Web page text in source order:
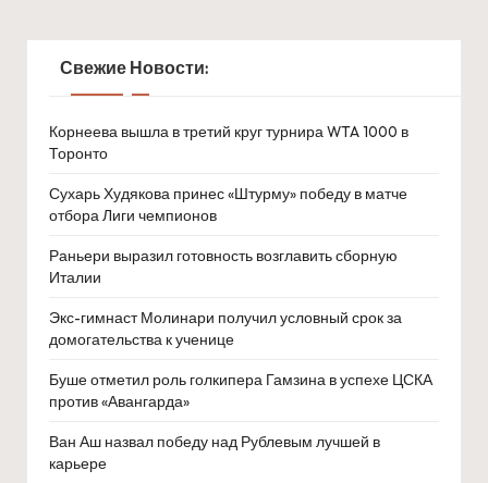
Свежие Новости:
Корнеева вышла в третий круг турнира WTA 1000 в
Торонто
Сухарь Худякова принес «Штурму» победу в матче
отбора Лиги чемпионов
Раньери выразил готовность возглавить сборную
Италии
Экс-гимнаст Молинари получил условный срок за
домогательства к ученице
Буше отметил роль голкипера Гамзина в успехе ЦСКА
против «Авангарда»
Ван Аш назвал победу над Рублевым лучшей в
карьере